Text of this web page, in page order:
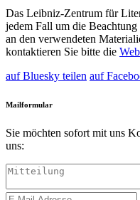
Das Leibniz-Zentrum für
jedem Fall um die
an den verwendeten
kontaktieren Sie bitte die
auf Bluesky teilen auf
Mailformular
Sie möchten sofort mit uns
uns: